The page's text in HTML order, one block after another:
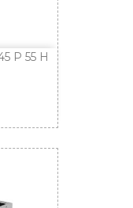
P 55 H